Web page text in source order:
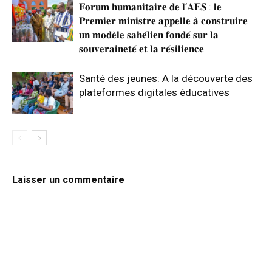
𝐅𝐨𝐫𝐮𝐦 𝐡𝐮𝐦𝐚𝐧𝐢𝐭𝐚𝐢𝐫𝐞 𝐝𝐞 𝐥’𝐀𝐄𝐒 : 𝐥𝐞
𝐏𝐫𝐞𝐦𝐢𝐞𝐫 𝐦𝐢𝐧𝐢𝐬𝐭𝐫𝐞 𝐚𝐩𝐩𝐞𝐥𝐥𝐞 𝐚̀ 𝐜𝐨𝐧𝐬𝐭𝐫𝐮𝐢𝐫𝐞
𝐮𝐧 𝐦𝐨𝐝𝐞̀𝐥𝐞 𝐬𝐚𝐡𝐞́𝐥𝐢𝐞𝐧 𝐟𝐨𝐧𝐝𝐞́ 𝐬𝐮𝐫 𝐥𝐚
𝐬𝐨𝐮𝐯𝐞𝐫𝐚𝐢𝐧𝐞𝐭𝐞́ 𝐞𝐭 𝐥𝐚 𝐫𝐞́𝐬𝐢𝐥𝐢𝐞𝐧𝐜𝐞
Santé des jeunes: A la découverte des
plateformes digitales éducatives
Laisser un commentaire